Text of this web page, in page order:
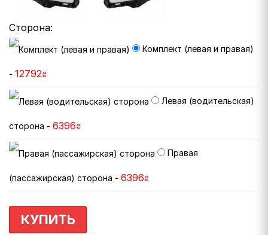
Сторона:
Комплект (левая и правая)
- 12792₴
Левая (водительская)
сторона - 6396₴
Правая
(пассажирская) сторона - 6396₴
КУПИТЬ